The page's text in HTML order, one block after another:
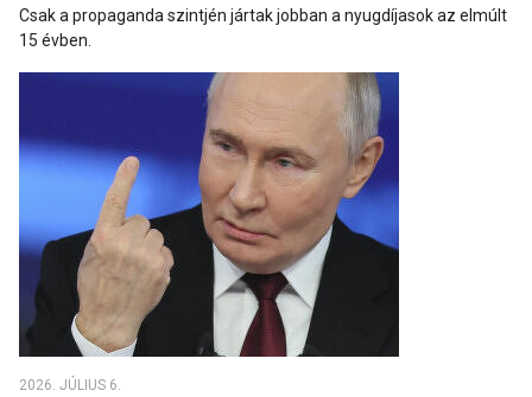
Csak a propaganda szintjén jártak jobban a nyugdíjasok az elmúlt
15 évben.
2026. JÚLIUS 6.